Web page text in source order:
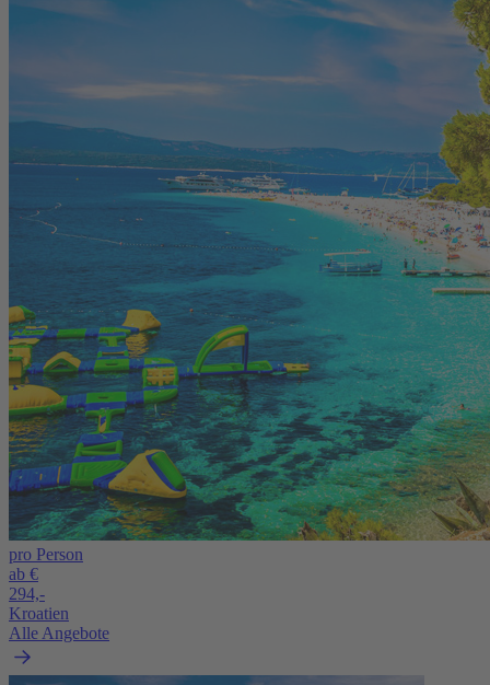
pro Person
ab €
294,-
Kroatien
Alle Angebote